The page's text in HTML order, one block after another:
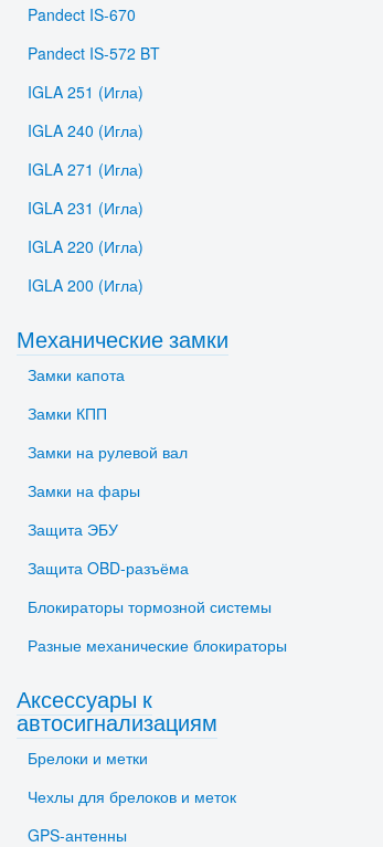
Pandect IS-670
Pandect IS-572 BT
IGLA 251 (Игла)
IGLA 240 (Игла)
IGLA 271 (Игла)
IGLA 231 (Игла)
IGLA 220 (Игла)
IGLA 200 (Игла)
Механические замки
Замки капота
Замки КПП
Замки на рулевой вал
Замки на фары
Защита ЭБУ
Защита OBD-разъёма
Блокираторы тормозной системы
Разные механические блокираторы
Аксессуары к
автосигнализациям
Брелоки и метки
Чехлы для брелоков и меток
GPS-антенны